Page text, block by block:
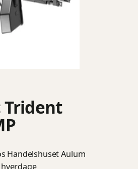
Trident
Handelshuset Aulum